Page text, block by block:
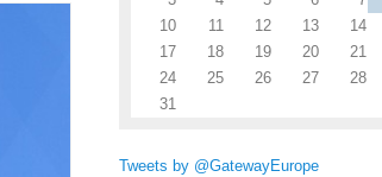
10
11 12 13 14
17
18 19 20 21
24
25 26 27 28
31
Tweets by @GatewayEurope